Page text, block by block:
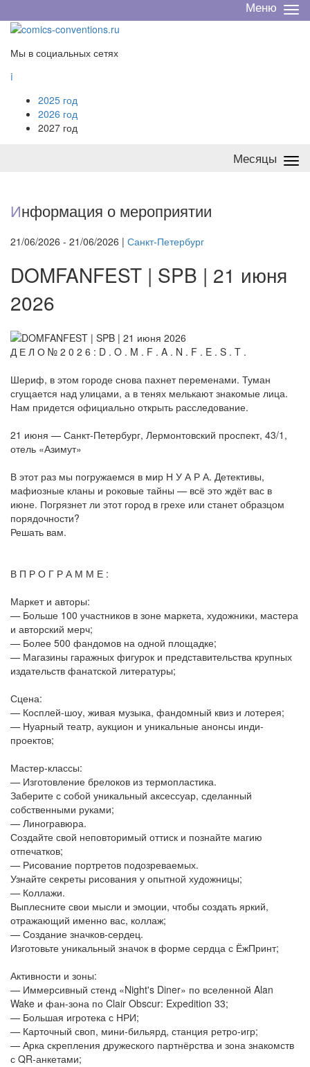
/
Меню
Мы в социальных сетях

2025 год
2026 год
2027 год
Месяцы
Информация о мероприятии
21/06/2026 - 21/06/2026 | Санкт-Петербург
DOMFANFEST | SPB | 21 июня
2026
Д Е Л О № 2 0 2 6 : D . O . M . F . A . N . F . E . S . T .
Шериф, в этом городе снова пахнет переменами. Туман
сгущается над улицами, а в тенях мелькают знакомые лица.
Нам придется официально открыть расследование.
21 июня — Санкт-Петербург, Лермонтовский проспект, 43/1,
отель «Азимут»
В этот раз мы погружаемся в мир Н У А Р А. Детективы,
мафиозные кланы и роковые тайны — всё это ждёт вас в
июне. Погрязнет ли этот город в грехе или станет образцом
порядочности?
Решать вам.
В П Р О Г Р А М М Е :
Маркет и авторы:
— Больше 100 участников в зоне маркета, художники, мастера
и авторский мерч;
— Более 500 фандомов на одной площадке;
— Магазины гаражных фигурок и представительства крупных
издательств фанатской литературы;
Сцена:
— Косплей-шоу, живая музыка, фандомный квиз и лотерея;
— Нуарный театр, аукцион и уникальные анонсы инди-
проектов;
Мастер-классы:
— Изготовление брелоков из термопластика.
Заберите с собой уникальный аксессуар, сделанный
собственными руками;
— Линогравюра.
Создайте свой неповторимый оттиск и познайте магию
отпечатков;
— Рисование портретов подозреваемых.
Узнайте секреты рисования у опытной художницы;
— Коллажи.
Выплесните свои мысли и эмоции, чтобы создать яркий,
отражающий именно вас, коллаж;
— Создание значков-сердец.
Изготовьте уникальный значок в форме сердца с ЁжПринт;
Активности и зоны:
— Иммерсивный стенд «Night's Diner» по вселенной Alan
Wake и фан-зона по Clair Obscur: Expedition 33;
— Большая игротека с НРИ;
— Карточный своп, мини-бильярд, станция ретро-игр;
— Арка скрепления дружеского партнёрства и зона знакомств
с QR-анкетами;